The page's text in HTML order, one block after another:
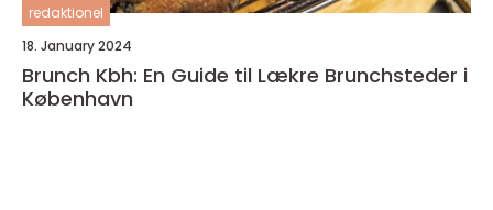
redaktionel
18. January 2024
Brunch Kbh: En Guide til Lækre Brunchsteder i
København